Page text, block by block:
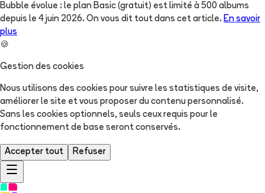
Bubble évolue : le plan Basic (gratuit) est limité à 500 albums
depuis le 4 juin 2026. On vous dit tout dans cet article. En savoir
plus
🍪
Gestion des cookies
Nous utilisons des cookies pour suivre les statistiques de visite,
améliorer le site et vous proposer du contenu personnalisé.
Sans les cookies optionnels, seuls ceux requis pour le
fonctionnement de base seront conservés.
Accepter tout Refuser